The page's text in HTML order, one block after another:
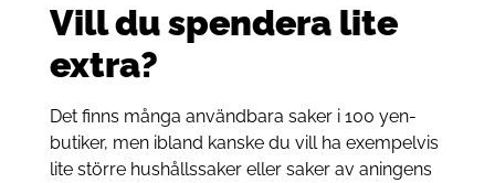
Vill du spendera lite
extra?
Det finns många användbara saker i 100 yen-
butiker, men ibland kanske du vill ha exempelvis
lite större hushållssaker eller saker av aningens